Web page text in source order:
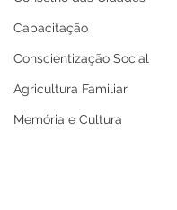
Capacitação
Conscientização Social
Agricultura Familiar
Memória e Cultura